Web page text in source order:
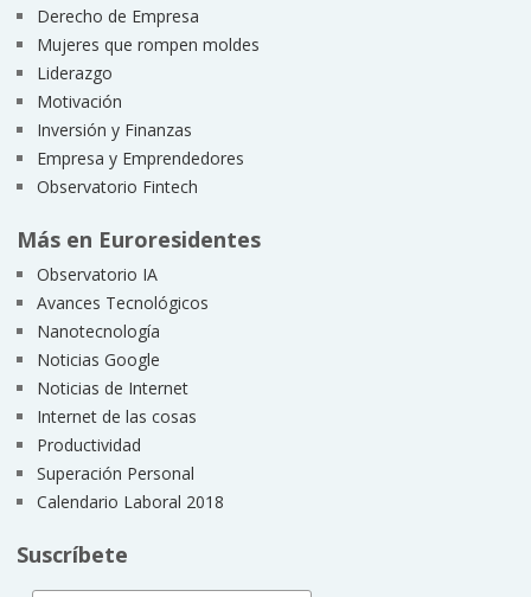
Derecho de Empresa
Mujeres que rompen moldes
Liderazgo
Motivación
Inversión y Finanzas
Empresa y Emprendedores
Observatorio Fintech
Más en Euroresidentes
Observatorio IA
Avances Tecnológicos
Nanotecnología
Noticias Google
Noticias de Internet
Internet de las cosas
Productividad
Superación Personal
Calendario Laboral 2018
Suscríbete